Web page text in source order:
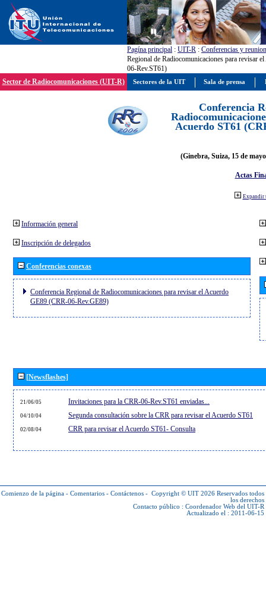
Pagína principal : UIT-R : Conferencias y
Regional de Radiocomunicaciones para revisar
06-Rev.ST61)
Sector de Radiocomunicaciones (UIT-R)
Conferencia
Acuerdo ST61
(Ginebra, Suiza, 15 de
Actas
Expandir
Información general
Inscripción de delegados
Conferencias conexas
Conferencia Regional de Radiocomunicaciones para revisar el Acuerdo
GE89 (CRR-06-Rev.GE89)
[Newsflashes]
21/06/05 Invitaciones para la CRR-06-Rev.ST61 enviadas...
04/10/04 Segunda consultación sobre la CRR para revisar el Acuerdo ST61
02/08/04 CRR para revisar el Acuerdo ST61- Consulta
Comienzo de la página - Comentarios - Contáctenos - Copyright © UIT 2026 Reservados todos
los derechos
Contacto público : Coordenador Web del UIT-R
Actualizado el : 2011-06-15
Sectores de la UIT Sala de prensa